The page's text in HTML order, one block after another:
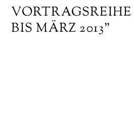
BIS MÄRZ 2013"